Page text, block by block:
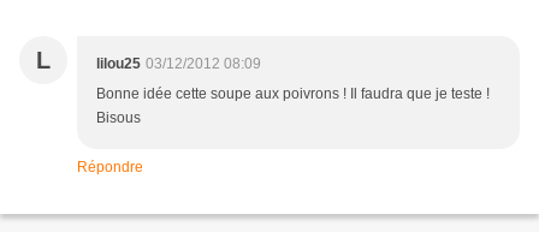
L lilou25 03/12/2012 08:09
Bonne idée cette soupe aux poivrons ! Il faudra que je teste !
Bisous
Répondre